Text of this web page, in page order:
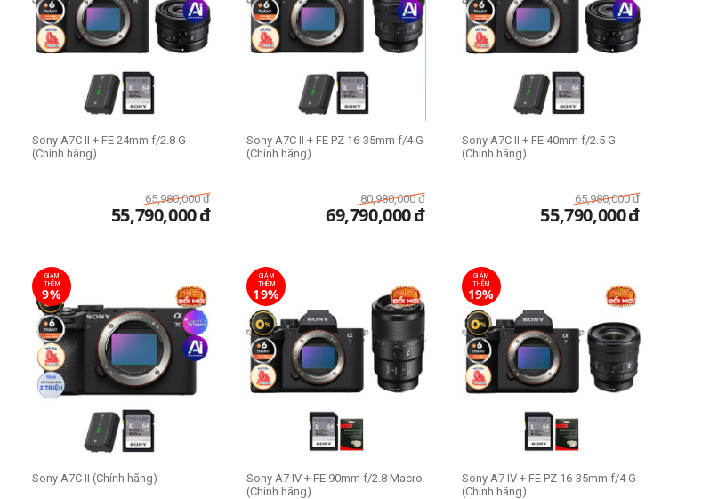
Sony A7C II + FE 24mm f/2.8 G
(Chính hãng)
65,980,000 đ
55,790,000đ
Sony A7C II + FE PZ 16-35mm f/4 G
(Chính hãng)
80,980,000 đ
69,790,000đ
Sony A7C II + FE 40mm f/2.5 G
(Chính hãng)
65,980,000 đ
55,790,000đ
GIẢM
THÊM
9%
Sony A7C II (Chính hãng)
GIẢM
THÊM
19%
Sony A7 IV + FE 90mm f/2.8 Macro
(Chính hãng)
GIẢM
THÊM
19%
Sony A7 IV + FE PZ 16-35mm f/4 G
(Chính hãng)